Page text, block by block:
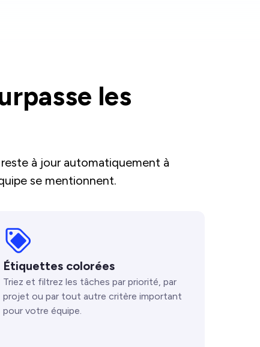
les
à jour automatiquement à
se mentionnent.
Étiquettes colorées
Triez et filtrez les tâches par priorité, par
projet ou par tout autre critère important
pour votre équipe.